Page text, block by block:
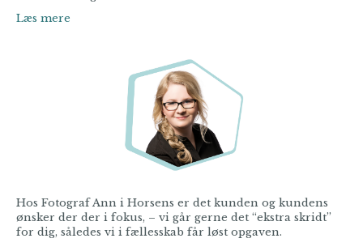
Læs mere
Hos Fotograf Ann i Horsens er det kunden og kundens
ønsker der der i fokus, – vi går gerne det “ekstra skridt”
for dig, således vi i fællesskab får løst opgaven.